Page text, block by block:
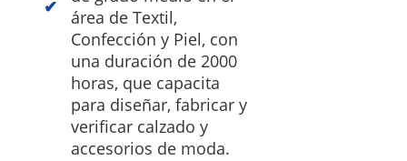
área de Textil,
Confección y Piel, con
una duración de 2000
horas, que capacita
para diseñar, fabricar y
verificar calzado y
accesorios de moda.